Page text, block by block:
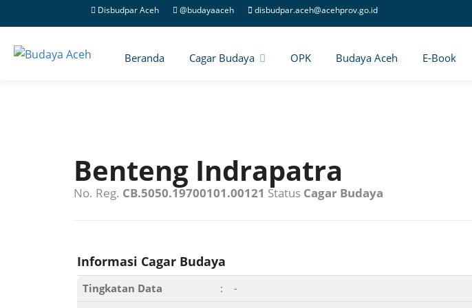
Disbudpar Aceh @budayaaceh disbudpar.aceh@acehprov.go.id
Beranda Cagar Budaya OPK Budaya Aceh E-Book
Benteng Indrapatra
No. Reg. CB.5050.19700101.00121 Status Cagar Budaya
Informasi Cagar Budaya
Tingkatan Data :
-